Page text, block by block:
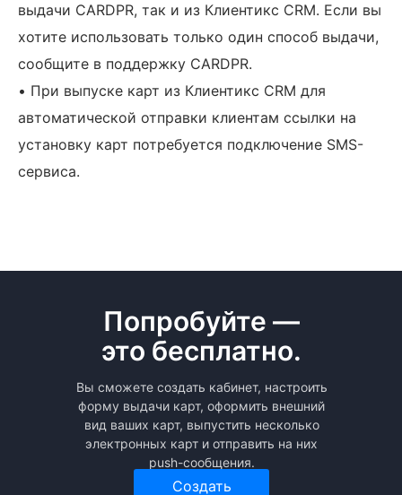
выдачи CARDPR, так и из Клиентикс CRM. Если вы
хотите использовать только один способ выдачи,
сообщите в поддержку CARDPR.
• При выпуске карт из Клиентикс CRM для
автоматической отправки клиентам ссылки на
установку карт потребуется подключение SMS-
сервиса.
Попробуйте —
это бесплатно.
Вы сможете создать кабинет, настроить
форму выдачи карт, оформить внешний
вид ваших карт, выпустить несколько
электронных карт и отправить на них
push-сообщения.
Создать